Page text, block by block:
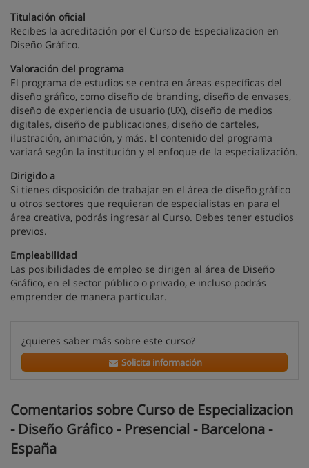
Titulación oficial
Recibes la acreditación por el Curso de Especializacion en
Diseño Gráfico.
Valoración del programa
El programa de estudios se centra en áreas específicas del
diseño gráfico, como diseño de branding, diseño de envases,
diseño de experiencia de usuario (UX), diseño de medios
digitales, diseño de publicaciones, diseño de carteles,
ilustración, animación, y más. El contenido del programa
variará según la institución y el enfoque de la especialización.
Dirigido a
Si tienes disposición de trabajar en el área de diseño gráfico
u otros sectores que requieran de especialistas en para el
área creativa, podrás ingresar al Curso. Debes tener estudios
previos.
Empleabilidad
Las posibilidades de empleo se dirigen al área de Diseño
Gráfico, en el sector público o privado, e incluso podrás
emprender de manera particular.
¿quieres saber más sobre este curso?
Solicita información
Comentarios sobre Curso de Especializacion
- Diseño Gráfico - Presencial - Barcelona -
España